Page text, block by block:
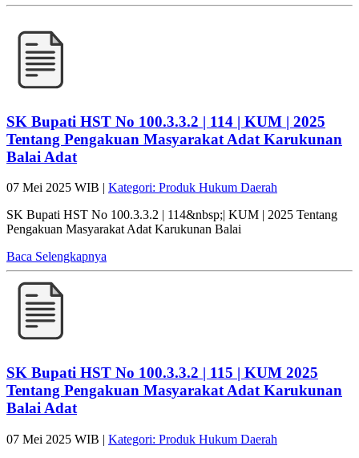
SK Bupati HST No 100.3.3.2 | 114 | KUM | 2025
Tentang Pengakuan Masyarakat Adat Karukunan
Balai Adat
07 Mei 2025 WIB | Kategori: Produk Hukum Daerah
SK Bupati HST No 100.3.3.2 | 114&nbsp;| KUM | 2025 Tentang
Pengakuan Masyarakat Adat Karukunan Balai
Baca Selengkapnya
SK Bupati HST No 100.3.3.2 | 115 | KUM 2025
Tentang Pengakuan Masyarakat Adat Karukunan
Balai Adat
07 Mei 2025 WIB | Kategori: Produk Hukum Daerah